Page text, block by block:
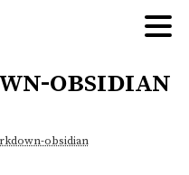
obsidian
obsidian